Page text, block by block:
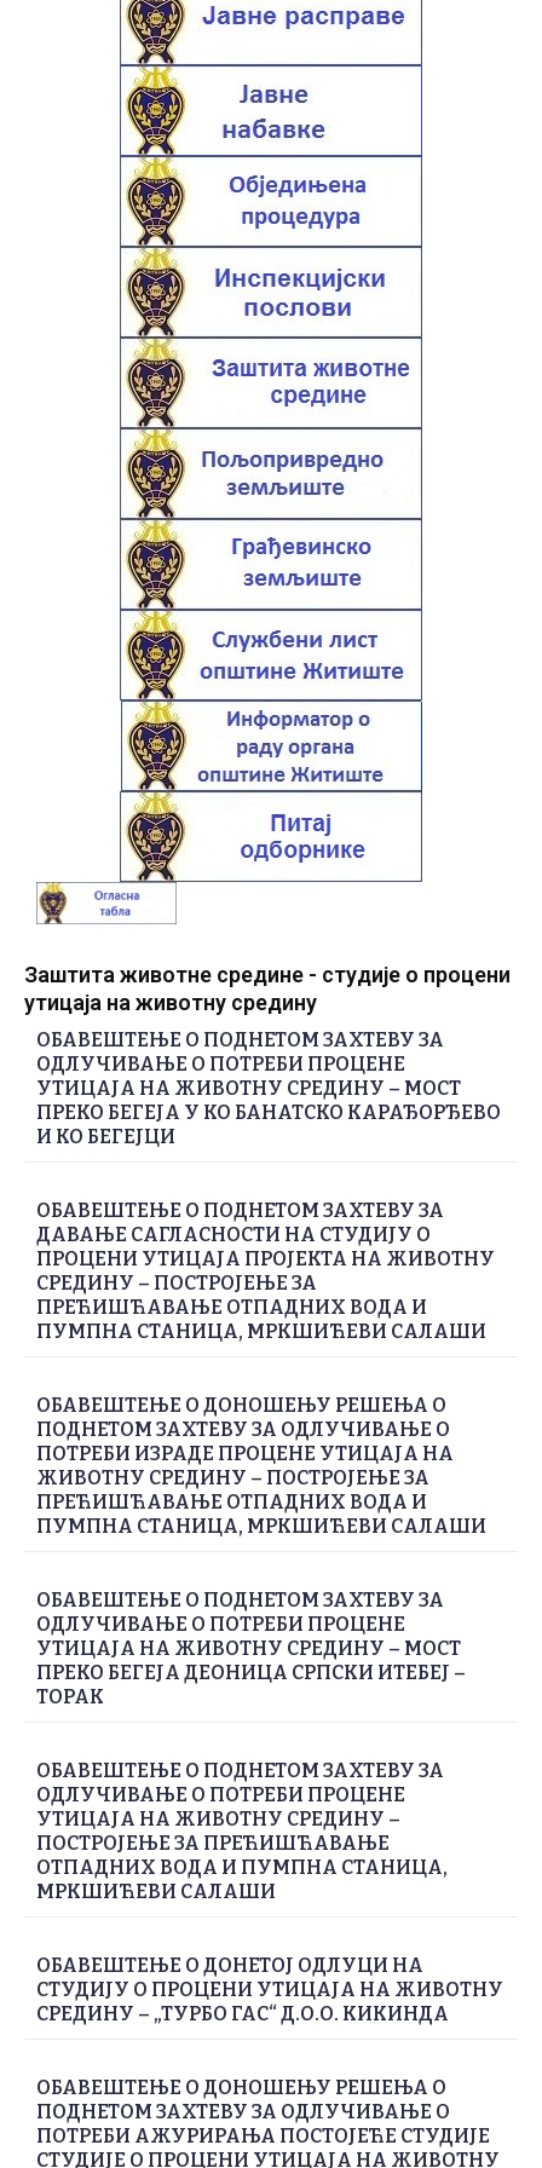
Заштита животне средине - студије о процени
утицаја на животну средину
ОБАВЕШТЕЊЕ О ПОДНЕТОМ ЗАХТЕВУ ЗА
ОДЛУЧИВАЊЕ О ПОТРЕБИ ПРОЦЕНЕ
УТИЦАЈА НА ЖИВОТНУ СРЕДИНУ – МОСТ
ПРЕКО БЕГЕЈА У КО БАНАТСКО КАРАЂОРЂЕВО
И КО БЕГЕЈЦИ
ОБАВЕШТЕЊЕ О ПОДНЕТОМ ЗАХТЕВУ ЗА
ДАВАЊЕ САГЛАСНОСТИ НА СТУДИЈУ О
ПРОЦЕНИ УТИЦАЈА ПРОЈЕКТА НА ЖИВОТНУ
СРЕДИНУ – ПОСТРОЈЕЊЕ ЗА
ПРЕЋИШЋАВАЊЕ ОТПАДНИХ ВОДА И
ПУМПНА СТАНИЦА, МРКШИЋЕВИ САЛАШИ
ОБАВЕШТЕЊЕ О ДОНОШЕЊУ РЕШЕЊА О
ПОДНЕТОМ ЗАХТЕВУ ЗА ОДЛУЧИВАЊЕ О
ПОТРЕБИ ИЗРАДЕ ПРОЦЕНЕ УТИЦАЈА НА
ЖИВОТНУ СРЕДИНУ – ПОСТРОЈЕЊЕ ЗА
ПРЕЋИШЋАВАЊЕ ОТПАДНИХ ВОДА И
ПУМПНА СТАНИЦА, МРКШИЋЕВИ САЛАШИ
ОБАВЕШТЕЊЕ О ПОДНЕТОМ ЗАХТЕВУ ЗА
ОДЛУЧИВАЊЕ О ПОТРЕБИ ПРОЦЕНЕ
УТИЦАЈА НА ЖИВОТНУ СРЕДИНУ – МОСТ
ПРЕКО БЕГЕЈА ДЕОНИЦА СРПСКИ ИТЕБЕЈ –
ТОРАК
ОБАВЕШТЕЊЕ О ПОДНЕТОМ ЗАХТЕВУ ЗА
ОДЛУЧИВАЊЕ О ПОТРЕБИ ПРОЦЕНЕ
УТИЦАЈА НА ЖИВОТНУ СРЕДИНУ –
ПОСТРОЈЕЊЕ ЗА ПРЕЋИШЋАВАЊЕ
ОТПАДНИХ ВОДА И ПУМПНА СТАНИЦА,
МРКШИЋЕВИ САЛАШИ
ОБАВЕШТЕЊЕ О ДОНЕТОЈ ОДЛУЦИ НА
СТУДИЈУ О ПРОЦЕНИ УТИЦАЈА НА ЖИВОТНУ
СРЕДИНУ – „ТУРБО ГАС“ Д.О.О. КИКИНДА
ОБАВЕШТЕЊЕ О ДОНОШЕЊУ РЕШЕЊА О
ПОДНЕТОМ ЗАХТЕВУ ЗА ОДЛУЧИВАЊЕ О
ПОТРЕБИ АЖУРИРАЊА ПОСТОЈЕЋЕ СТУДИЈЕ
СТУДИЈЕ О ПРОЦЕНИ УТИЦАЈА НА ЖИВОТНУ